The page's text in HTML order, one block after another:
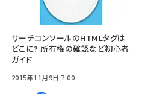
サーチコンソールのHTMLタグは
どこに? 所有権の確認など初心者
ガイド
2015年11月9日 7:00